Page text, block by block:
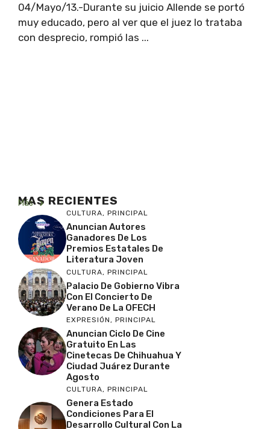
04/Mayo/13.-Durante su juicio Allende se portó
muy educado, pero al ver que el juez lo trataba
con desprecio, rompió las ...
MAS RECIENTES
Más
CULTURA, PRINCIPAL
Anuncian Autores
Ganadores De Los
Premios Estatales De
Literatura Joven
CULTURA, PRINCIPAL
Palacio De Gobierno Vibra
Con El Concierto De
Verano De La OFECH
EXPRESIÓN, PRINCIPAL
Anuncian Ciclo De Cine
Gratuito En Las
Cinetecas De Chihuahua Y
Ciudad Juárez Durante
Agosto
CULTURA, PRINCIPAL
Genera Estado
Condiciones Para El
Desarrollo Cultural Con La